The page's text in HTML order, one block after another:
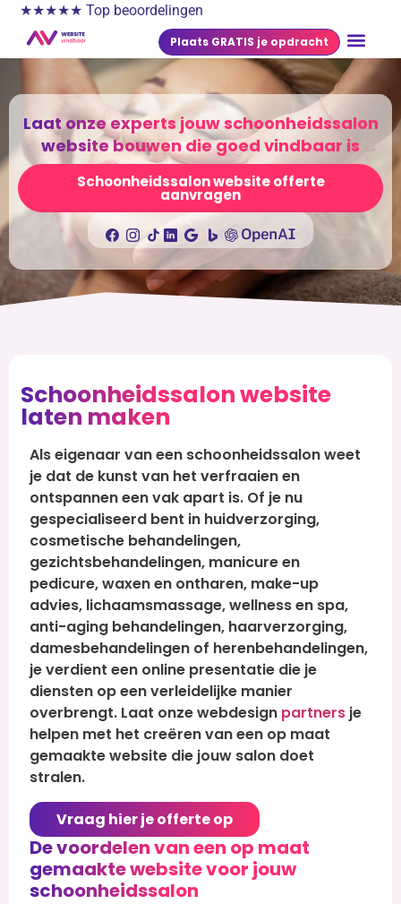
★★★★★ Top beoordelingen
Plaats GRATIS je opdracht
Laat onze experts jouw schoonheidssalon
website bouwen die goed vindbaar is
Schoonheidssalon website offerte
aanvragen
Schoonheidssalon website
laten maken
Als eigenaar van een schoonheidssalon weet
je dat de kunst van het verfraaien en
ontspannen een vak apart is. Of je nu
gespecialiseerd bent in huidverzorging,
cosmetische behandelingen,
gezichtsbehandelingen, manicure en
pedicure, waxen en ontharen, make-up
advies, lichaamsmassage, wellness en spa,
anti-aging behandelingen, haarverzorging,
damesbehandelingen of herenbehandelingen,
je verdient een online presentatie die je
diensten op een verleidelijke manier
overbrengt. Laat onze webdesign partnersje
helpen met het creëren van een op maat
gemaakte website die jouw salon doet
stralen.
Vraag hier je offerte op
De voordelen van een op maat
gemaakte website voor jouw
schoonheidssalon